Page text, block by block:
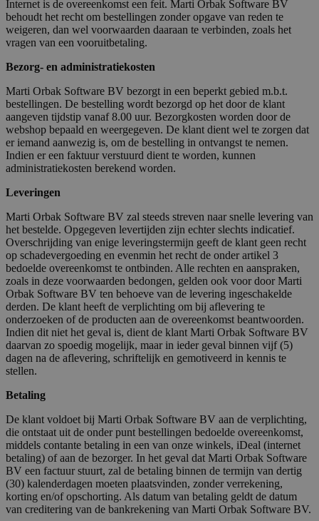
Internet is de overeenkomst een feit. Marti Orbak Software BV
behoudt het recht om bestellingen zonder opgave van reden te
weigeren, dan wel voorwaarden daaraan te verbinden, zoals het
vragen van een vooruitbetaling.
Bezorg- en administratiekosten
Marti Orbak Software BV bezorgt in een beperkt gebied m.b.t.
bestellingen. De bestelling wordt bezorgd op het door de klant
aangeven tijdstip vanaf 8.00 uur. Bezorgkosten worden door de
webshop bepaald en weergegeven. De klant dient wel te zorgen dat
er iemand aanwezig is, om de bestelling in ontvangst te nemen.
Indien er een faktuur verstuurd dient te worden, kunnen
administratiekosten berekend worden.
Leveringen
Marti Orbak Software BV zal steeds streven naar snelle levering van
het bestelde. Opgegeven levertijden zijn echter slechts indicatief.
Overschrijding van enige leveringstermijn geeft de klant geen recht
op schadevergoeding en evenmin het recht de onder artikel 3
bedoelde overeenkomst te ontbinden. Alle rechten en aanspraken,
zoals in deze voorwaarden bedongen, gelden ook voor door Marti
Orbak Software BV ten behoeve van de levering ingeschakelde
derden. De klant heeft de verplichting om bij aflevering te
onderzoeken of de producten aan de overeenkomst beantwoorden.
Indien dit niet het geval is, dient de klant Marti Orbak Software BV
daarvan zo spoedig mogelijk, maar in ieder geval binnen vijf (5)
dagen na de aflevering, schriftelijk en gemotiveerd in kennis te
stellen.
Betaling
De klant voldoet bij Marti Orbak Software BV aan de verplichting,
die ontstaat uit de onder punt bestellingen bedoelde overeenkomst,
middels contante betaling in een van onze winkels, iDeal (internet
betaling) of aan de bezorger. In het geval dat Marti Orbak Software
BV een factuur stuurt, zal de betaling binnen de termijn van dertig
(30) kalenderdagen moeten plaatsvinden, zonder verrekening,
korting en/of opschorting. Als datum van betaling geldt de datum
van creditering van de bankrekening van Marti Orbak Software BV.